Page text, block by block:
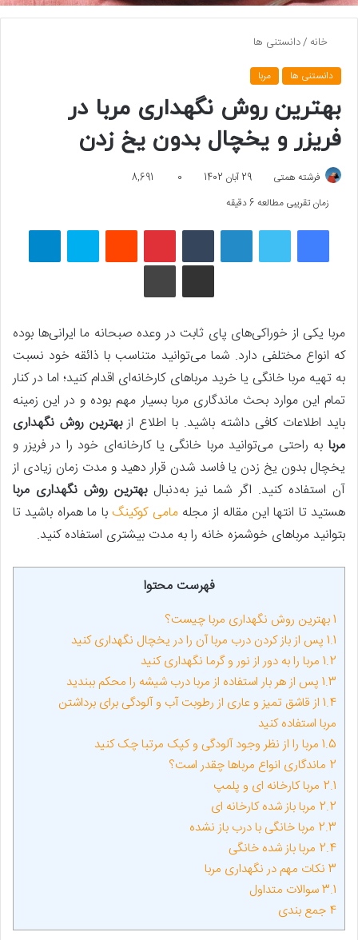
خانه /دانستنی ها
دانستنی ها مربا
بهترین روش نگهداری مربا در
فریزر و یخچال بدون یخ زدن
فرشته همتی 29 آبان 1402 0
8,691
زمان تقریبی مطالعه 6 دقیقه
فیسبوک لینکداین پینتریست اسکایپ
چاپ
مربا یکی از خوراکی‌های پای ثابت در وعده صبحانه ما ایرانی‌ها بوده
که انواع مختلفی دارد. شما می‌توانید متناسب با ذائقه خود نسبت
به تهیه مربا خانگی یا خرید مرباهای کارخانه‌ای اقدام کنید؛ اما در کنار
تمام این موارد بحث ماندگاری مربا بسیار مهم بوده و در این زمینه
باید اطلاعات کافی داشته باشید. با اطلاع ازبهترین روش نگهداری
مربا به راحتی می‌توانید مربا خانگی یا کارخانه‌ای خود را در فریزر و
یخچال بدون یخ زدن یا فاسد شدن قرار دهید و مدت زمان زیادی از
آن استفاده کنید. اگر شما نیز به‌دنبالبهترین روش نگهداری مربا
هستید تا انتها این مقاله از مجلهمامی کوکینگبا ما همراه باشید تا
بتوانید مرباهای خوشمزه خانه را به مدت بیشتری استفاده کنید.
فهرست محتوا
1بهترین روش نگهداری مربا چیست؟
1.1 پس‌ از باز کردن درب مربا آن را در یخچال نگهداری کنید
1.2 مربا را به‌ دور از نور و گرما نگهداری کنید
1.3 پس از هر بار استفاده از مربا درب شیشه را محکم ببندید
1.4 از قاشق تمیز و عاری از رطوبت آب و آلودگی برای برداشتن
مربا استفاده کنید
1.5 مربا را از نظر وجود آلودگی و کپک مرتبا چک کنید
2 ماندگاری انواع مرباها چقدر است؟
2.1 مربا کارخانه ای و پلمپ
2.2 مربا باز شده کارخانه ای
2.3 مربا خانگی با درب باز نشده
2.4 مربا باز شده خانگی
3 نکات مهم در نگهداری مربا
3.1سوالات متداول
4 جمع بندی